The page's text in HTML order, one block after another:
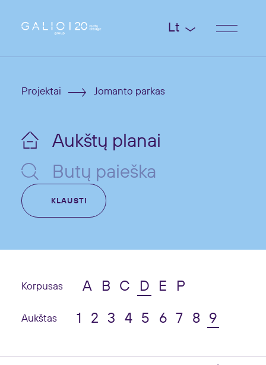
Lt
Projektai Jomanto parkas
Aukštų planai
Butų paieška
KLAUSTI
Korpusas A B C D E P
Aukštas 1 2 3 4 5 6 7 8 9